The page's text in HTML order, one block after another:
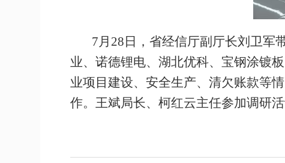
7月28日，省经信厅副厅长刘卫军
业、诺德锂电、湖北优科、宝钢涂镀
业项目建设、安全生产、清欠账款等
作。王斌局长、柯红云主任参加调研活